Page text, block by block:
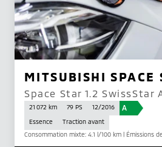
MITSUBISHI SPACE
Space Star 1.2 SwissStar
21 072 km 79 PS 12/2016 A
Essence
Traction avant
Consommation mixte: 4.1 l/100 km | Émissions